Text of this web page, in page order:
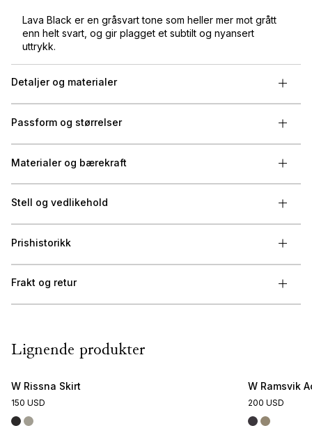
Lava Black er en gråsvart tone som heller mer mot grått
enn helt svart, og gir plagget et subtilt og nyansert
uttrykk.
Detaljer og materialer
Passform og størrelser
Materialer og bærekraft
Stell og vedlikehold
Prishistorikk
Frakt og retur
Lignende produkter
W Rissna Skirt
150 USD
W Ramsvik
200 USD